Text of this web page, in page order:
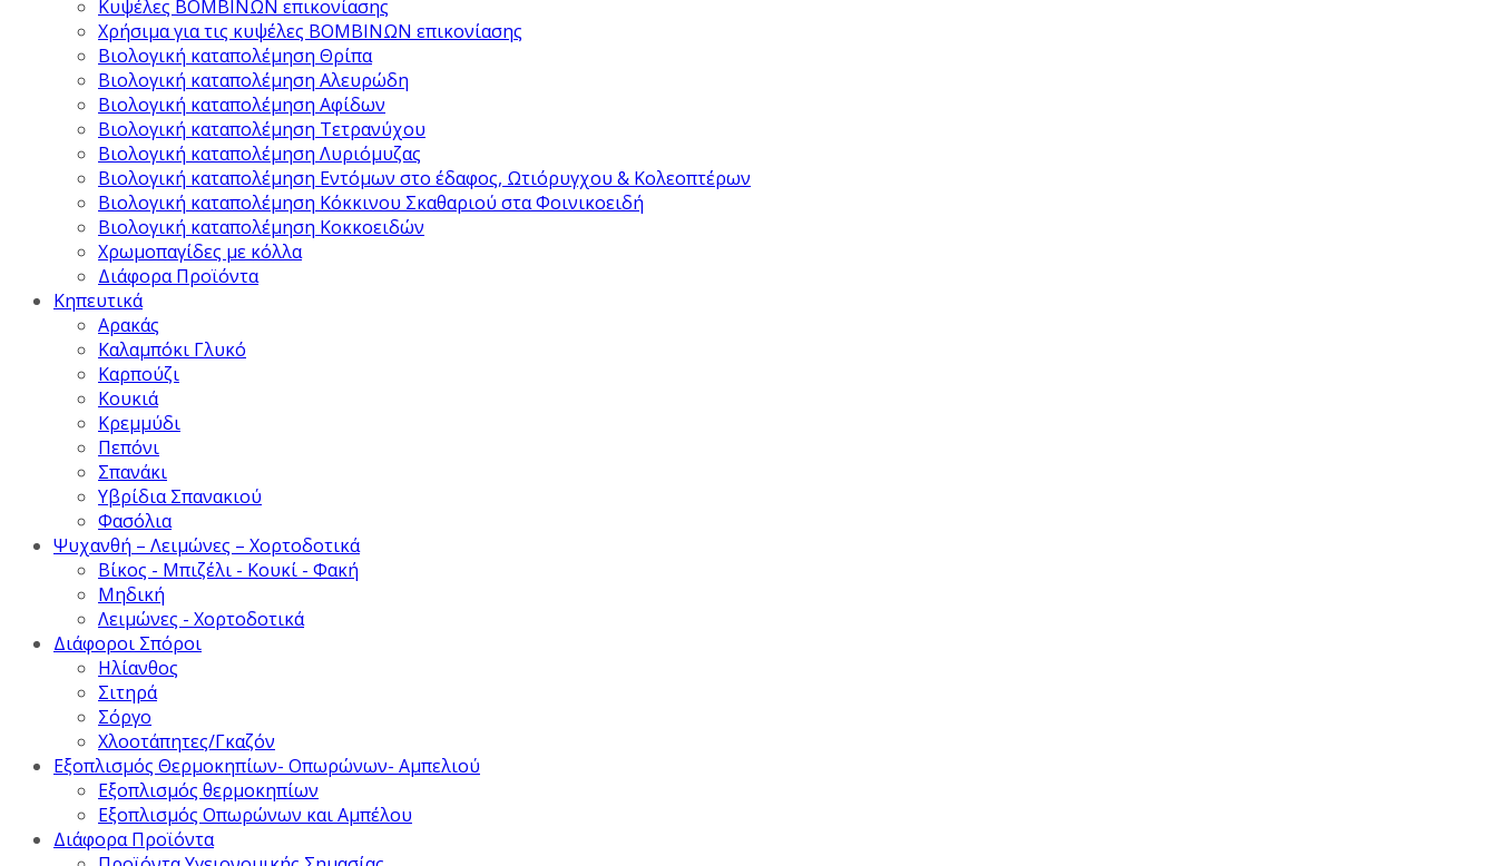
Κυψέλες ΒΟΜΒΙΝΩΝ επικονίασης
Χρήσιμα για τις κυψέλες ΒΟΜΒΙΝΩΝ επικονίασης
Βιολογική καταπολέμηση Θρίπα
Βιολογική καταπολέμηση Αλευρώδη
Βιολογική καταπολέμηση Αφίδων
Βιολογική καταπολέμηση Τετρανύχου
Βιολογική καταπολέμηση Λυριόμυζας
Βιολογική καταπολέμηση Εντόμων στο έδαφος, Ωτιόρυγχου & Κολεοπτέρων
Βιολογική καταπολέμηση Κόκκινου Σκαθαριού στα Φοινικοειδή
Βιολογική καταπολέμηση Κοκκοειδών
Χρωμοπαγίδες με κόλλα
Διάφορα Προϊόντα
Κηπευτικά
Αρακάς
Καλαμπόκι Γλυκό
Καρπούζι
Κουκιά
Κρεμμύδι
Πεπόνι
Σπανάκι
Υβρίδια Σπανακιού
Φασόλια
Ψυχανθή – Λειμώνες – Χορτοδοτικά
Βίκος - Μπιζέλι - Κουκί - Φακή
Μηδική
Λειμώνες - Χορτοδοτικά
Διάφοροι Σπόροι
Ηλίανθος
Σιτηρά
Σόργο
Χλοοτάπητες/Γκαζόν
Εξοπλισμός Θερμοκηπίων- Οπωρώνων- Αμπελιού
Εξοπλισμός θερμοκηπίων
Εξοπλισμός Οπωρώνων και Αμπέλου
Διάφορα Προϊόντα